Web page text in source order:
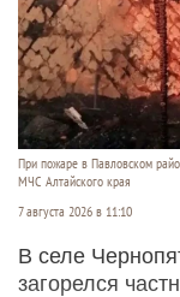
При пожаре в Павловском
МЧС Алтайского края
7 августа 2026 в 11:10
В селе
загорелся